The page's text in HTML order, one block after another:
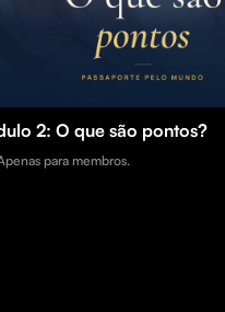
2: O que são pontos?
para membros.